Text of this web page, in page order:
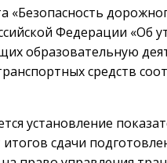
«Безопасность
Федерации «Об
образовательную
средств
установление
сдачи